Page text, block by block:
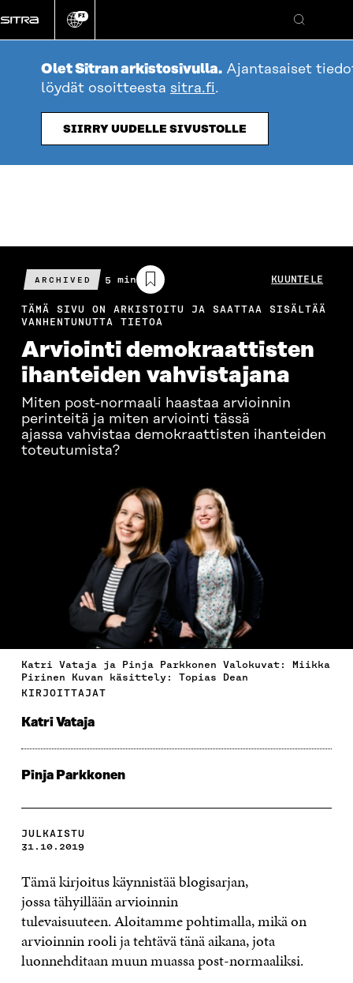
suoraan
sisältöön
Vaihda
kieli
FI
Hae
Olet Sitran arkistosivulla. Ajantasaiset
löydät osoitteesta sitra.fi.
SIIRRY UUDELLE SIVUSTOLLE
ARCHIVED
Arvioitu
lukuaika
5 min KUUNTELE
TÄMÄ SIVU ON ARKISTOITU JA SAATTAA SISÄLTÄÄ
VANHENTUNUTTA TIETOA
Arviointi demokraattisten
ihanteiden vahvistajana
Miten post-normaali haastaa arvioinnin
perinteitä ja miten arviointi tässä
ajassa vahvistaa demokraattisten ihanteiden
toteutumista?
Katri Vataja ja Pinja Parkkonen Valokuvat: Miikka
Pirinen Kuvan käsittely: Topias Dean
KIRJOITTAJAT
Katri Vataja
Pinja Parkkonen
JULKAISTU
31.10.2019
Tämä kirjoitus käynnistää blogisarjan,
jossa tähyillään arvioinnin
tulevaisuuteen. Aloitamme pohtimalla, mikä on
arvioinnin rooli ja tehtävä tänä aikana, jota
luonnehditaan muun muassa post-normaaliksi.